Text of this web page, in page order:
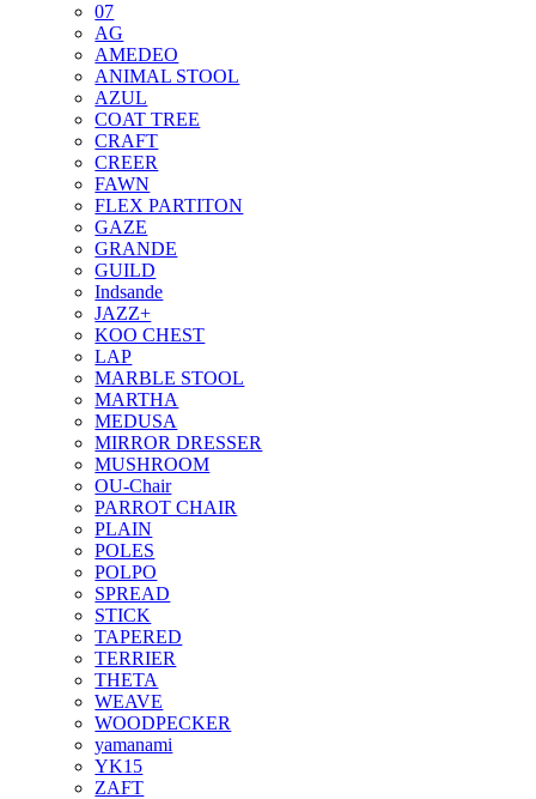
07
AG
AMEDEO
ANIMAL STOOL
AZUL
COAT TREE
CRAFT
CREER
FAWN
FLEX PARTITON
GAZE
GRANDE
GUILD
Indsande
JAZZ+
KOO CHEST
LAP
MARBLE STOOL
MARTHA
MEDUSA
MIRROR DRESSER
MUSHROOM
OU-Chair
PARROT CHAIR
PLAIN
POLES
POLPO
SPREAD
STICK
TAPERED
TERRIER
THETA
WEAVE
WOODPECKER
yamanami
YK15
ZAFT